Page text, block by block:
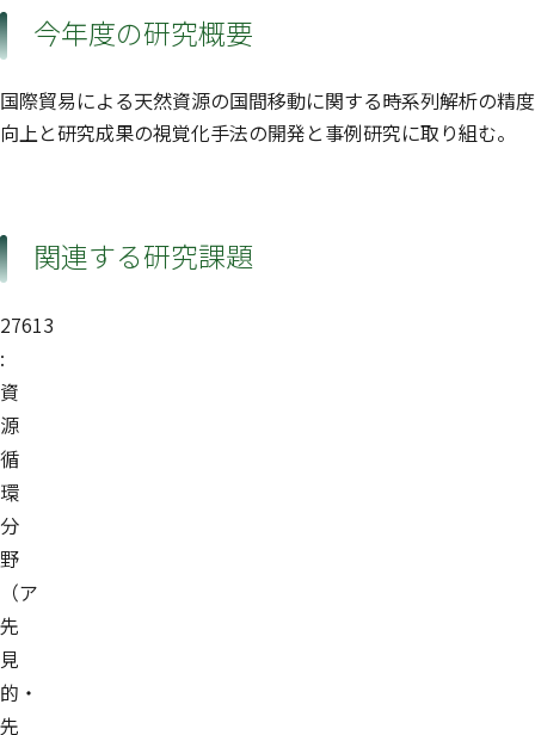
今年度の研究概要
国際貿易による天然資源の国間移動に関する時系列解析の精度
向上と研究成果の視覚化手法の開発と事例研究に取り組む。
関連する研究課題
27613
:
資
源
循
環
分
野
（ア
先
見
的・
先